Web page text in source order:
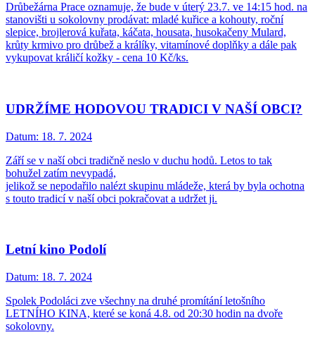
Drůbežárna Prace oznamuje, že bude v úterý 23.7. ve 14:15 hod. na
stanovišti u sokolovny prodávat: mladé kuřice a kohouty, roční
slepice, brojlerová kuřata, káčata, housata, husokačeny Mulard,
krůty krmivo pro drůbež a králíky, vitamínové doplňky a dále pak
vykupovat králičí kožky - cena 10 Kč/ks.
UDRŽÍME HODOVOU TRADICI V NAŠÍ OBCI?
Datum: 18. 7. 2024
Září se v naší obci tradičně neslo v duchu hodů. Letos to tak
bohužel zatím nevypadá,
jelikož se nepodařilo nalézt skupinu mládeže, která by byla ochotna
s touto tradicí v naší obci pokračovat a udržet ji.
Letní kino Podolí
Datum: 18. 7. 2024
Spolek Podoláci zve všechny na druhé promítání letošního
LETNÍHO KINA, které se koná 4.8. od 20:30 hodin na dvoře
sokolovny.